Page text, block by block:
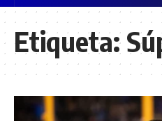
Etiqueta: